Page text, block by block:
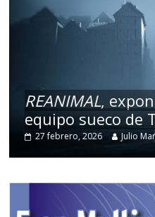
REANIMAL,
equipo sueco de
27 febrero, 2026 Julio